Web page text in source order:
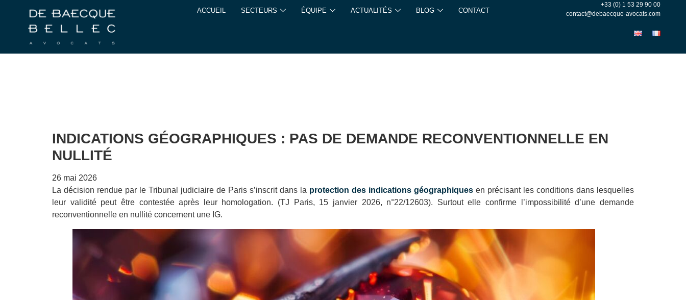
ACCUEIL SECTEURS ÉQUIPE ACTUALITÉS BLOG CONTACT
+33 (0) 1 53 29 90 00
contact@debaecque-avocats.com
INDICATIONS GÉOGRAPHIQUES : PAS DE DEMANDE RECONVENTIONNELLE EN
NULLITÉ
26 mai 2026
La décision rendue par le Tribunal judiciaire de Paris s’inscrit dans la protection des indications géographiques en précisant les conditions dans lesquelles
leur validité peut être contestée après leur homologation. (TJ Paris, 15 janvier 2026, n°22/12603). Surtout elle confirme l’impossibilité d’une demande
reconventionnelle en nullité concernent une IG.